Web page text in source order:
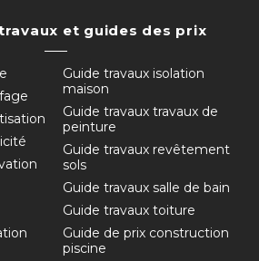
et guides des prix
Guide travaux isolation
maison
Guide travaux travaux de
peinture
Guide travaux revêtement
sols
Guide travaux salle de bain
Guide travaux toiture
Guide de prix construction
piscine